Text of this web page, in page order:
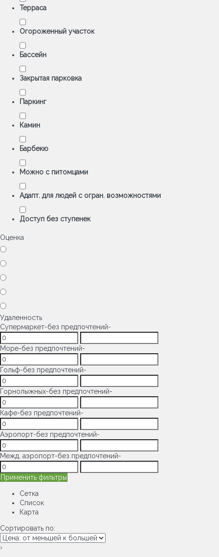
Терраса
Oгороженный участок
Бассейн
Закрытая парковка
Паркинг
Камин
Барбекю
Можно с питомцами
Адапт. для людей с огран. возможностями
Доступ без ступенек
Оценка
Удаленность
Супермаркет-без предпочтений-
Море-без предпочтений-
Гольф-без предпочтений-
Горнолыжных-без предпочтений-
Кафе-без предпочтений-
Аэропорт-без предпочтений-
Межд. аэропорт-без предпочтений-
Применить фильтры
Сетка
Список
Карта
Сортировать по:
›